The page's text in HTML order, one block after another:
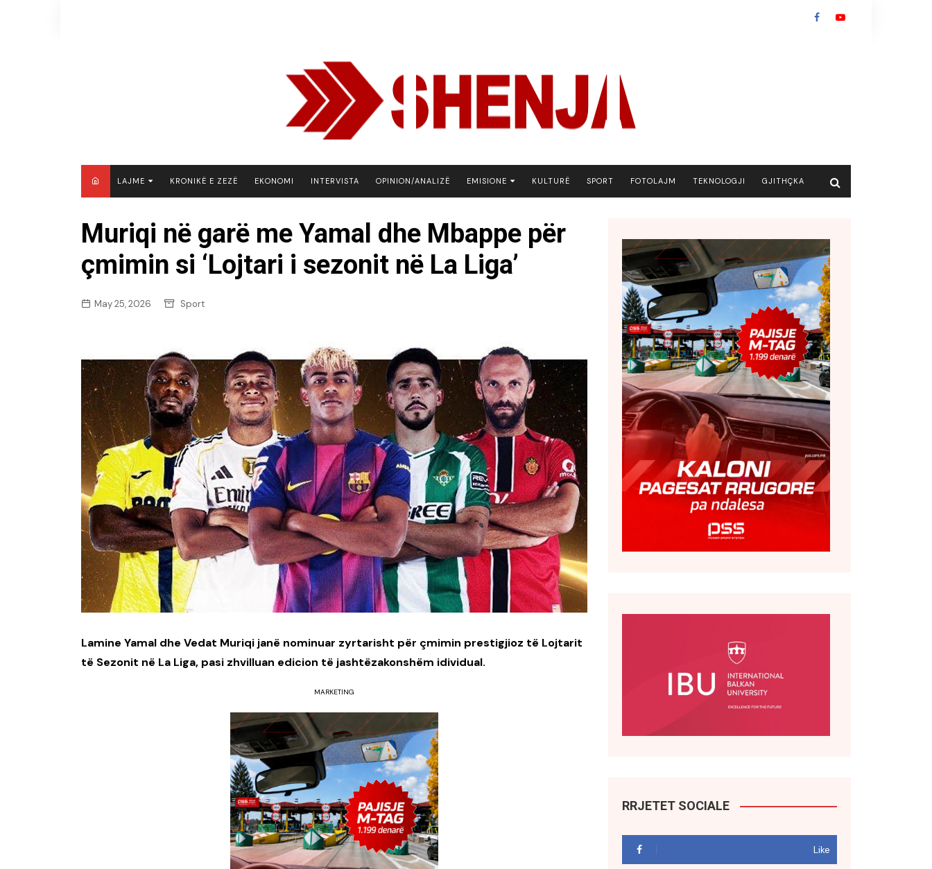
LAJME
KOSOVË
SHQIPËRI
BOTË
KRONIKË E ZEZË EKONOMI INTERVISTA OPINION/ANALIZË EMISIONE
BOTA NE FOKUS
EKONOMIKS
EMISION DEBATIV
GJURMË
INTERVISTA EMISION
KONAKU
KU E KISHIM FJALEN
LIGJERATE FETARE
PARADITE ME NE
PIKËPAMJE
RECETA E DITES
RELAKS
RETRO JAVORE
KULTURË SPORT FOTOLAJM TEKNOLOGJI GJITHÇKA
Muriqi në garë me Yamal dhe Mbappe për
çmimin si ‘Lojtari i sezonit në La Liga’
May 25, 2026 Sport
Lamine Yamal dhe Vedat Muriqi janë nominuar zyrtarisht për çmimin prestigjioz të Lojtarit
të Sezonit në La Liga, pasi zhvilluan edicion të jashtëzakonshëm idividual.
MARKETING
RRJETET SOCIALE
Like